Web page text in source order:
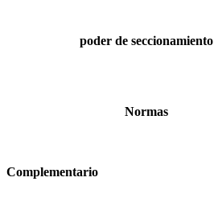
poder de seccionamiento
Normas
Complementario